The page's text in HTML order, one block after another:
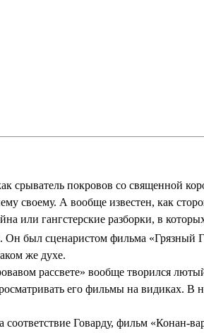
покровов со священной
А вообще известен, как
гангстерские разборки, в
Он был сценаристом фильма «Грязный
же духе.
рассвете» вообще творился
его фильмы на видиках. В
соответствие Говарду, фильм «Конан-